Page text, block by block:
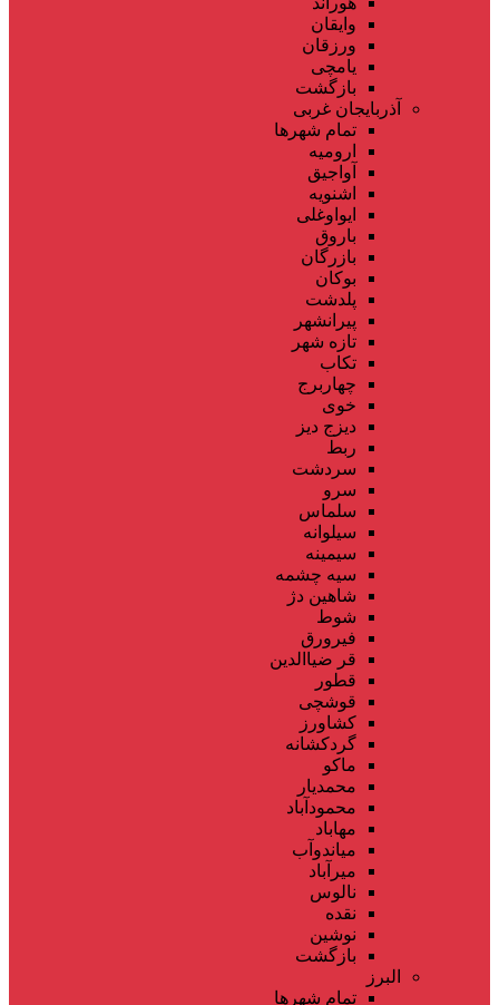
وایقان
ورزقان
یامچی
بازگشت
آذربایجان غربی
تمام شهر‌ها
ارومیه
آواجیق
اشنویه
ایواوغلی
باروق
بازرگان
بوکان
پلدشت
پیرانشهر
تازه شهر
تکاب
چهاربرج
خوی
دیزج دیز
ربط
سردشت
سرو
سلماس
سیلوانه
سیمینه
سیه چشمه
شاهین دژ
شوط
فیرورق
قر ضیاالدین
قطور
قوشچی
کشاورز
گردکشانه
ماکو
محمدیار
محمودآباد
مهاباد
میاندوآب
میرآباد
نالوس
نقده
نوشین
بازگشت
البرز
تمام شهر‌ها